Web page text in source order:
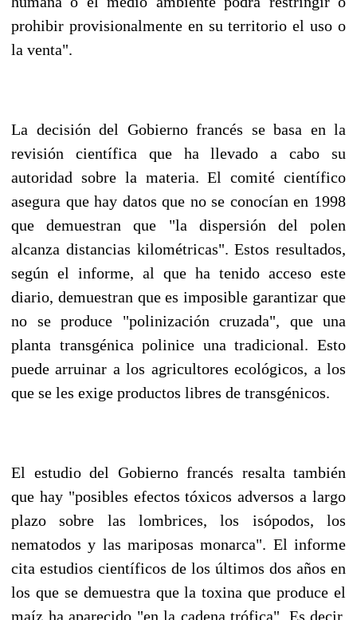
prohibir provisionalmente en su territorio el uso o
la venta".
La decisión del Gobierno francés se basa en la
revisión científica que ha llevado a cabo su
autoridad sobre la materia. El comité científico
asegura que hay datos que no se conocían en 1998
que demuestran que "la dispersión del polen
alcanza distancias kilométricas". Estos resultados,
según el informe, al que ha tenido acceso este
diario, demuestran que es imposible garantizar que
no se produce "polinización cruzada", que una
planta transgénica polinice una tradicional. Esto
puede arruinar a los agricultores ecológicos, a los
que se les exige productos libres de transgénicos.
El estudio del Gobierno francés resalta también
que hay "posibles efectos tóxicos adversos a largo
plazo sobre las lombrices, los isópodos, los
nematodos y las mariposas monarca". El informe
cita estudios científicos de los últimos dos años en
los que se demuestra que la toxina que produce el
maíz ha aparecido "en la cadena trófica". Es decir,